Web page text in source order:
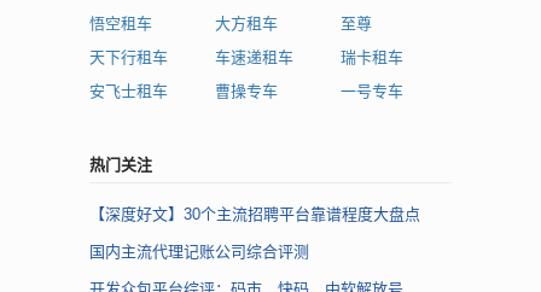
悟空租车
大方租车
至尊
天下行租车
车速递租车
瑞卡租车
安飞士租车
曹操专车 一号专车
热门关注
【深度好文】30个主流招聘平台靠谱程度大盘点
国内主流代理记账公司综合评测